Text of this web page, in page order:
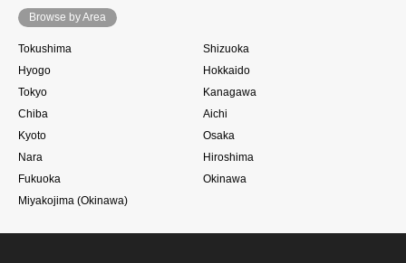
Browse by Area
Tokushima
Shizuoka
Hyogo
Hokkaido
Tokyo
Kanagawa
Chiba
Aichi
Kyoto
Osaka
Nara
Hiroshima
Fukuoka
Okinawa
Miyakojima (Okinawa)